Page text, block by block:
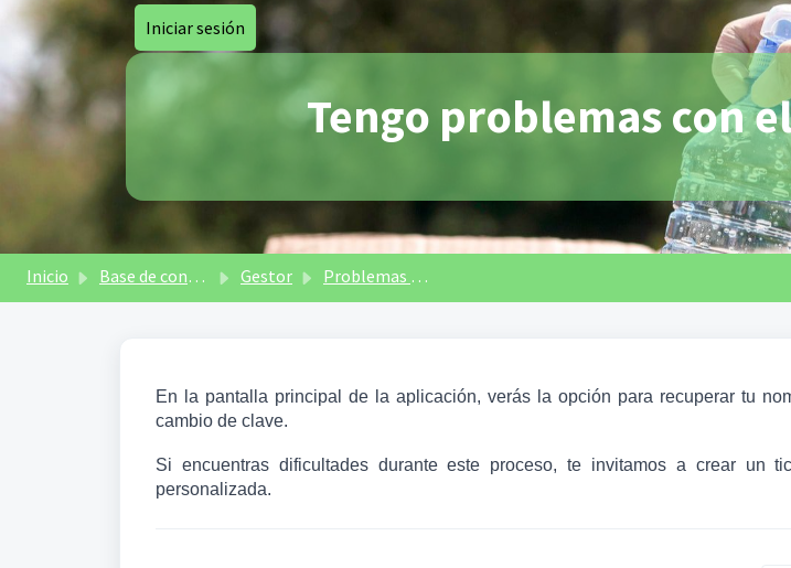
Saltar al contenido principal
Iniciar sesión
Tengo problemas con
Inicio Base de conocimientos Gestor Problemas con Portal de Gestores
En la pantalla principal de la aplicación, verás la opción para recuperar tu
cambio de clave.
Si encuentras dificultades durante este proceso, te invitamos a crear un
personalizada.